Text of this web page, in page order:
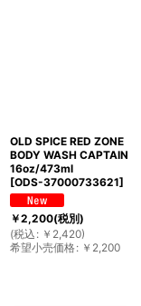
OLD SPICE RED ZONE
BODY WASH CAPTAIN
16oz/473ml
[ODS-37000733621]
￥2,200(税別)
(税込 : ￥ 2,420)
希望小売価格: ￥ 2,200